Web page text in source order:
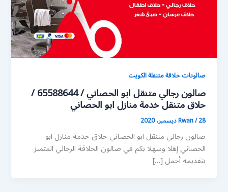
صالونات حلاقة متنقلة الكويت
صالون رجالي متنقل ابو الحصاني / 65588644 /
حلاق متنقل خدمة منازل ابو الحصاني
Rwan/28 ديسمبر، 2020
صالون رجالي متنقل ابو الحصاني حلاق خدمة منازل ابو
الحصاني إهلا وسهلا بكم في صالون الحلاقة الرجالي المتميز
بتقديمه أجمل […]